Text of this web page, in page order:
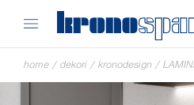
home / dekori / kronodesign /